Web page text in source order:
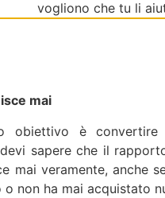
mai
obiettivo è convertire
sapere che il
mai veramente, anche
o non ha mai acquistato